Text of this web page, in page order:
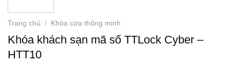
Trang chủ / Khóa cửa thông minh
Khóa khách sạn mã số TTLock Cyber –
HTT10